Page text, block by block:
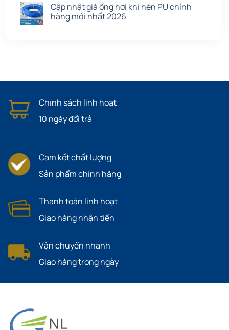
Cập nhật giá ống hơi khí nén PU chính
hãng mới nhất 2026
Chính sách linh hoạt
10 ngày đổi trả
Cam kết chất lượng
Sản phẩm chính hãng
Thanh toán linh hoạt
Giao hàng nhận tiền
Vận chuyển nhanh
Giao hàng trong ngày